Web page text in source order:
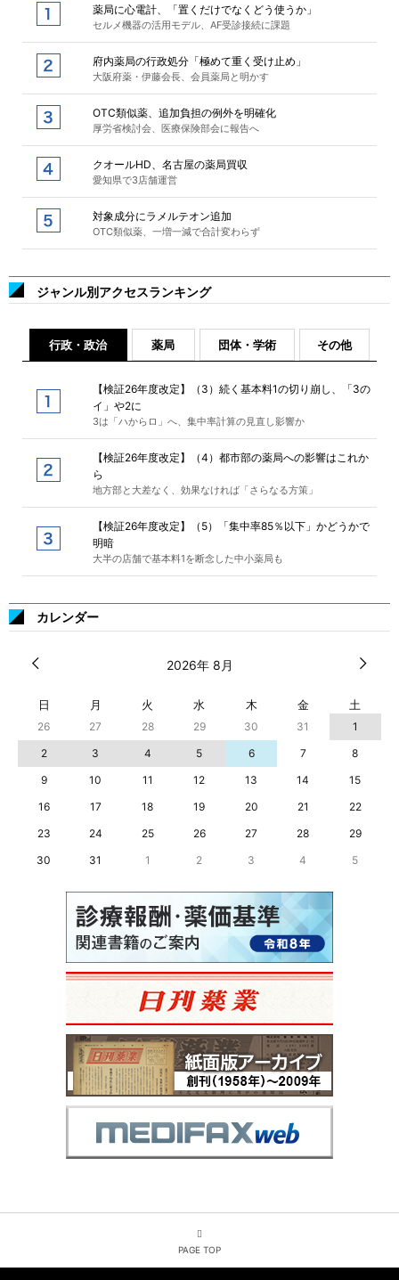
薬局に心電計、「置くだけでなくどう使うか」
セルメ機器の活用モデル、AF受診接続に課題
府内薬局の行政処分「極めて重く受け止め」
大阪府薬・伊藤会長、会員薬局と明かす
OTC類似薬、追加負担の例外を明確化
厚労省検討会、医療保険部会に報告へ
クオールHD、名古屋の薬局買収
愛知県で3店舗運営
対象成分にラメルテオン追加
OTC類似薬、一増一減で合計変わらず
ジャンル別アクセスランキング
行政・政治 薬局 団体・学術 その他
【検証26年度改定】（3）続く基本料1の切り崩し、「3の
イ」や2に
3は「ハからロ」へ、集中率計算の見直し影響か
【検証26年度改定】（4）都市部の薬局への影響はこれか
ら
地方部と大差なく、効果なければ「さらなる方策」
【検証26年度改定】（5）「集中率85％以下」かどうかで
明暗
大半の店舗で基本料1を断念した中小薬局も
カレンダー
2026年 8月
日 月 火 水 木 金 土
26 27 28 29 30 31
1
2
3 4 5 6 7
8
9
10 11 12 13 14
15
16
17 18 19 20 21
22
23
24 25 26 27 28
29
30
31 1 2 3 4 5
PAGE TOP